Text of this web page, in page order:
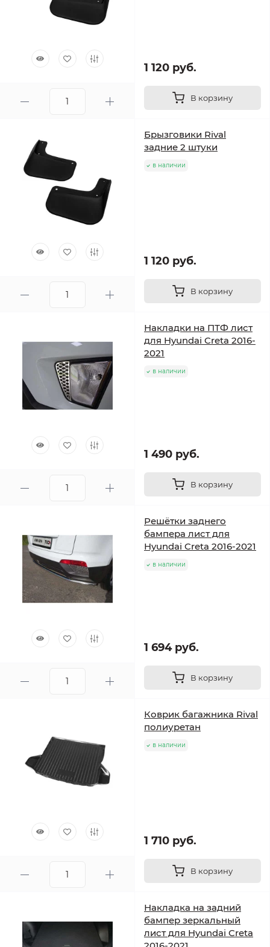
1 120 руб.
В корзину
Брызговики Rival
задние 2 штуки
в наличии
1 120 руб.
В корзину
Накладки на ПТФ лист
для Hyundai Creta 2016-
2021
в наличии
1 490 руб.
В корзину
Решётки заднего
бампера лист для
Hyundai Creta 2016-2021
в наличии
1 694 руб.
В корзину
Коврик багажника Rival
полиуретан
в наличии
1 710 руб.
В корзину
Накладка на задний
бампер зеркальный
лист для Hyundai Creta